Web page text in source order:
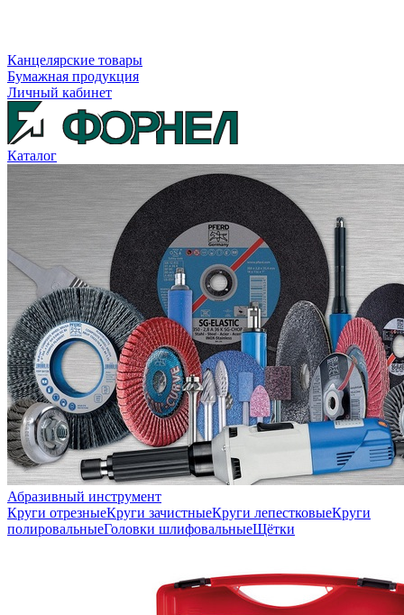
Канцелярские товары
Бумажная продукция
Личный кабинет
Каталог
Абразивный инструмент
Круги отрезныеКруги зачистныеКруги лепестковыеКруги
полировальныеГоловки шлифовальныеЩётки